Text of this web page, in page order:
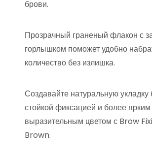
брови.
Прозрачный граненый флакон с
горлышком поможет удобно
количество без излишка.
Создавайте натуральную укладку
стойкой фиксацией и более ярким
выразительным цветом с Brow
Brown.